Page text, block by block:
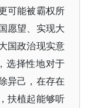
可能被霸权所
愿望、实现大
国政治现实意
选择性地对于
异己，在存在
扶植起能够听